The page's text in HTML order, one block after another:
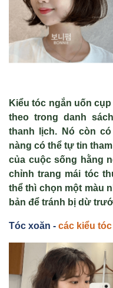
Kiểu tóc ngắn uốn
theo trong danh
thanh lịch. Nó còn
nàng có thể tự tin
của cuộc sống hằng
chỉnh trang mái tóc
thể thì chọn một màu
bản để tránh bị dừ
Tóc xoăn - các kiểu tóc